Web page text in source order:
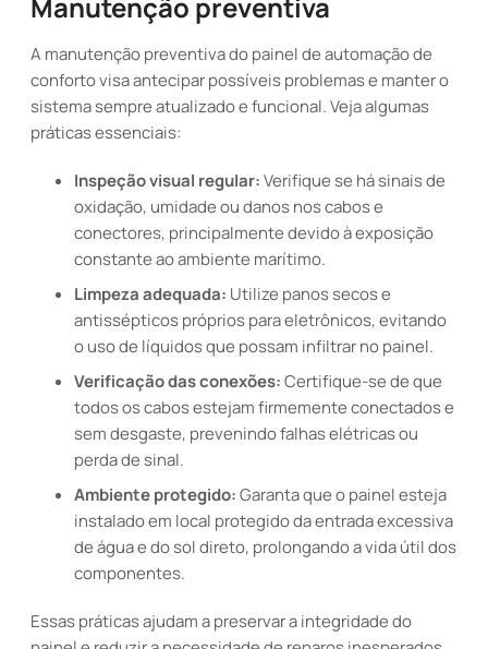
A manutenção preventiva do painel de automação de
conforto visa antecipar possíveis problemas e manter o
sistema sempre atualizado e funcional. Veja algumas
práticas essenciais:
Inspeção visual regular:Verifique se há sinais de
oxidação, umidade ou danos nos cabos e
conectores, principalmente devido à exposição
constante ao ambiente marítimo.
Limpeza adequada: Utilize panos secos e
antissépticos próprios para eletrônicos, evitando
o uso de líquidos que possam infiltrar no painel.
Verificação das conexões:Certifique-se de que
todos os cabos estejam firmemente conectados e
sem desgaste, prevenindo falhas elétricas ou
perda de sinal.
Ambiente protegido:Garanta que o painel esteja
instalado em local protegido da entrada excessiva
de água e do sol direto, prolongando a vida útil dos
componentes.
Essas práticas ajudam a preservar a integridade do